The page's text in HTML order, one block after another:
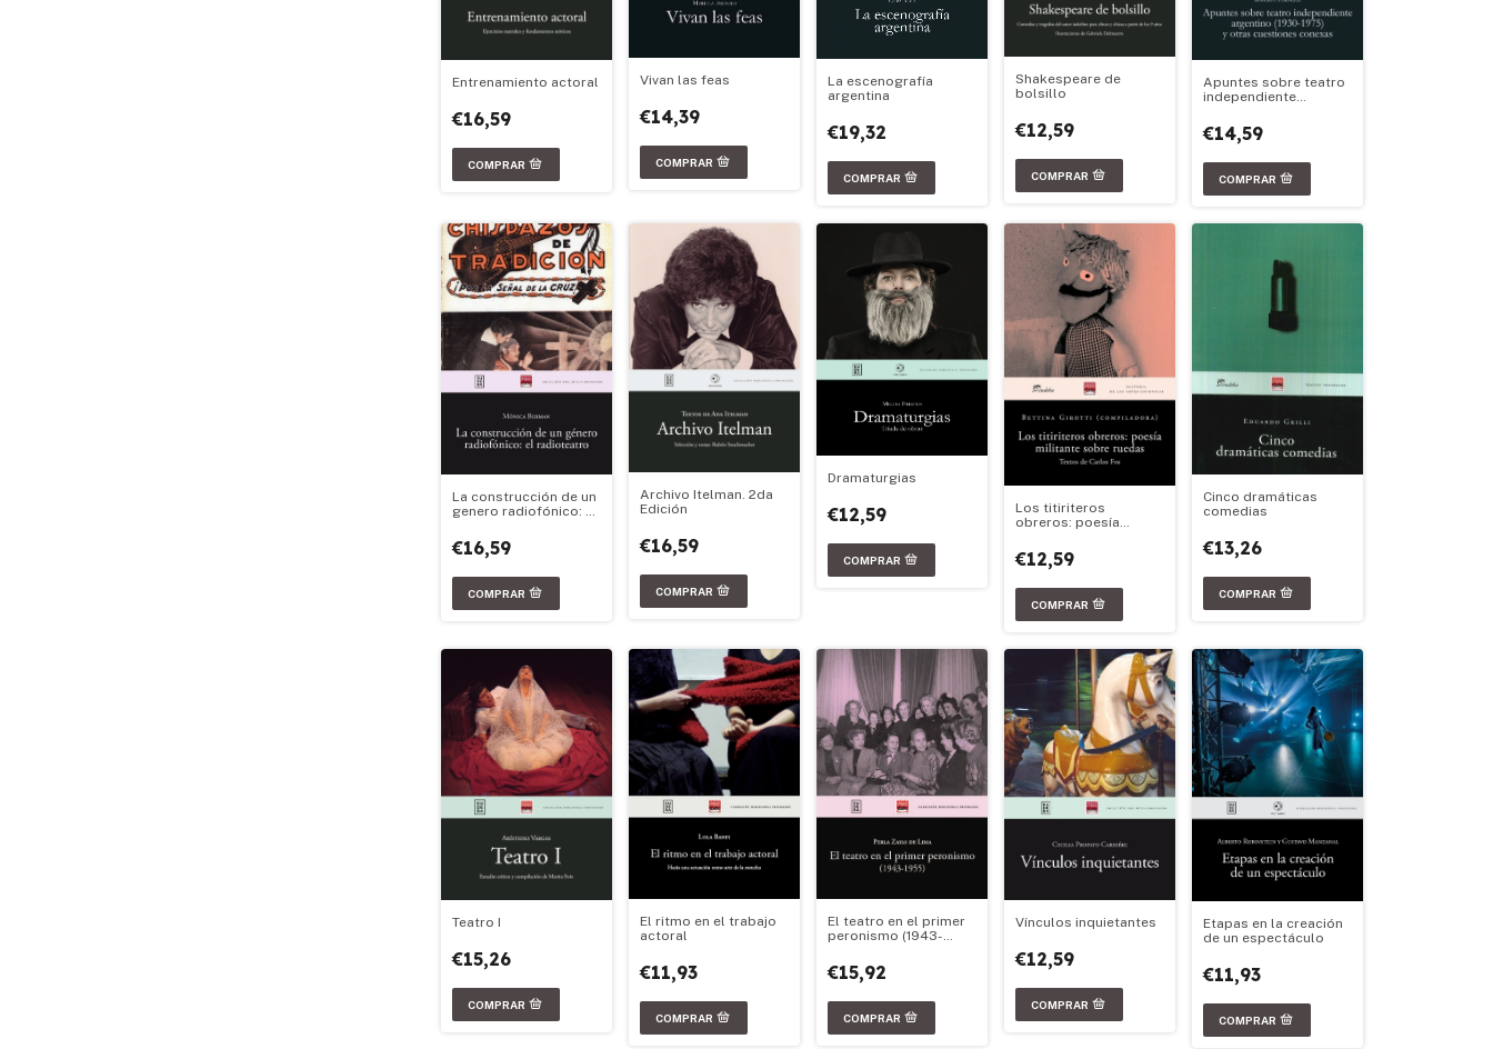
Entrenamiento actoral
€16,59
Vivan las feas
€14,39
La escenografía
argentina
€19,32
Shakespeare de
bolsillo
€12,59
Apuntes sobre teatro
independiente
y otras cuestiones
conexas
€14,59
La construcción de un
genero radiofónico: el
€16,59
Archivo Itelman. 2da
Edición
€16,59
Dramaturgias
€12,59
Los titiriteros
obreros: poesía
€12,59
Cinco dramáticas
comedias
€13,26
Teatro I
€15,26
El ritmo en el trabajo
actoral
€11,93
El teatro en el primer
peronismo (1943-
€15,92
Vínculos inquietantes
€12,59
Etapas en la creación
de un espectáculo
€11,93